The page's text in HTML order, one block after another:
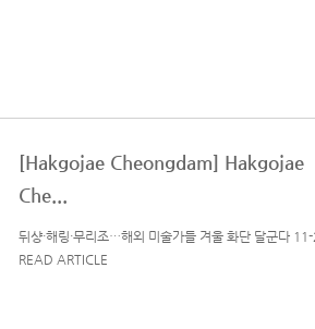
[Hakgojae Cheongdam] Hakgojae
Che...
뒤샹·해링·무리조…해외 미술가들 겨울 화단 달군다
READ ARTICLE